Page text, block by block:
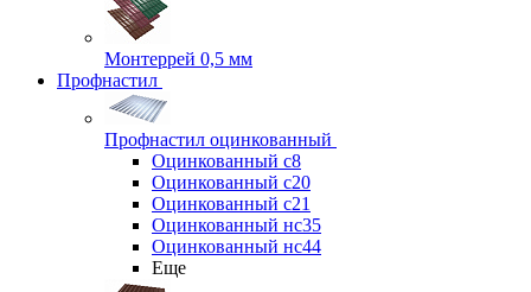
Монтеррей 0,5 мм
Профнастил
Профнастил оцинкованный
Оцинкованный с8
Оцинкованный с20
Оцинкованный с21
Оцинкованный нс35
Оцинкованный нс44
Еще